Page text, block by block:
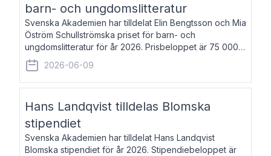
barn- och ungdomslitteratur
Svenska Akademien har tilldelat Elin Bengtsson och Mia
Öström Schullströmska priset för barn- och
ungdomslitteratur för år 2026. Prisbeloppet är 75 000
kronor vardera. Elin Bengtsson, född 1987, är författare
och forskare i genusvetenskap.
2026-06-09
Hans Landqvist tilldelas Blomska
stipendiet
Svenska Akademien har tilldelat Hans Landqvist
Blomska stipendiet för år 2026. Stipendiebeloppet är